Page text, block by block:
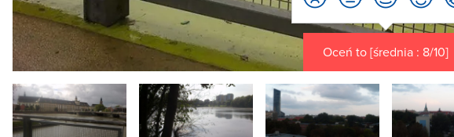
Oceń to [średnia : 8/10]